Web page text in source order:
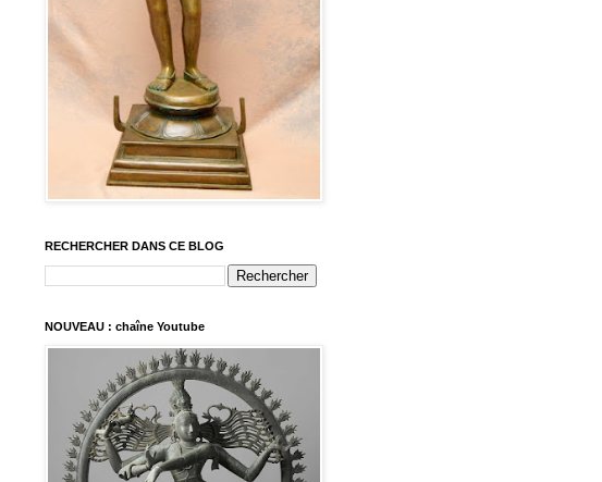
RECHERCHER DANS CE BLOG
NOUVEAU : chaîne Youtube